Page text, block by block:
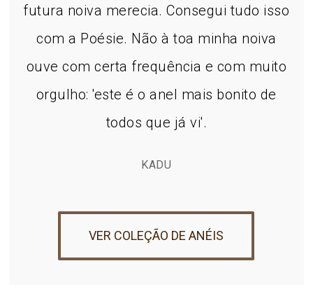
futura noiva merecia. Consegui tudo isso
com a Poésie. Não à toa minha noiva
ouve com certa frequência e com muito
orgulho: 'este é o anel mais bonito de
todos que já vi'.
KADU
VER COLEÇÃO DE ANÉIS